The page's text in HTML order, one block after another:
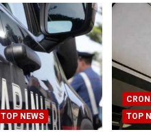
TOP NEWS
TOP